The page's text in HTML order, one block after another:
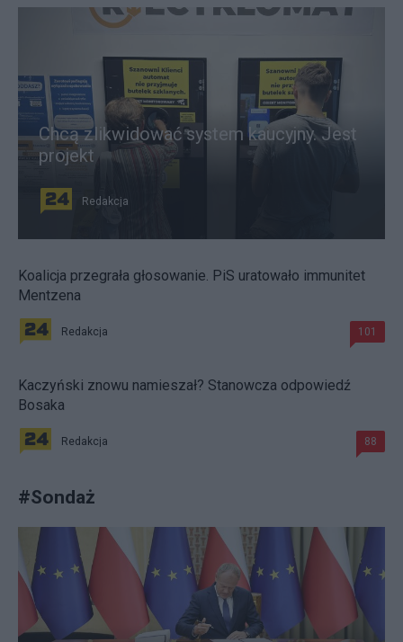
Chcą zlikwidować system kaucyjny. Jest
projekt
Redakcja
Koalicja przegrała głosowanie. PiS uratowało immunitet
Mentzena
Redakcja 101
Kaczyński znowu namieszał? Stanowcza odpowiedź
Bosaka
Redakcja 88
#Sondaż